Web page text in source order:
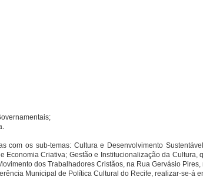
com os sub-temas: Cultura e Desenvolvimento
Economia Criativa; Gestão e Institucionalização da
dos Trabalhadores Cristãos, na Rua Gervásio Pires,
Municipal de Política Cultural do Recife, realizar-se-á